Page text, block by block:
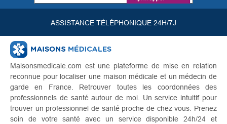
ASSISTANCE TÉLÉPHONIQUE 24H/7J
Maisonsmedicale.com est une plateforme de mise en relation
reconnue pour localiser une maison médicale et un médecin de
garde en France. Retrouver toutes les coordonnées des
professionnels de santé autour de moi. Un service intuitif pour
trouver un professionnel de santé proche de chez vous. Prenez
soin de votre santé avec un service disponible 24h/24 et